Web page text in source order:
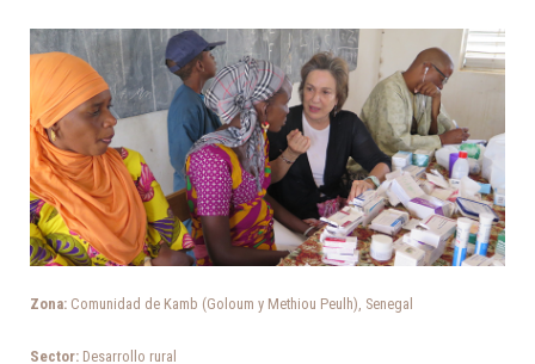
Zona: Comunidad de Kamb (Goloum y Methiou Peulh), Senegal
Sector: Desarrollo rural